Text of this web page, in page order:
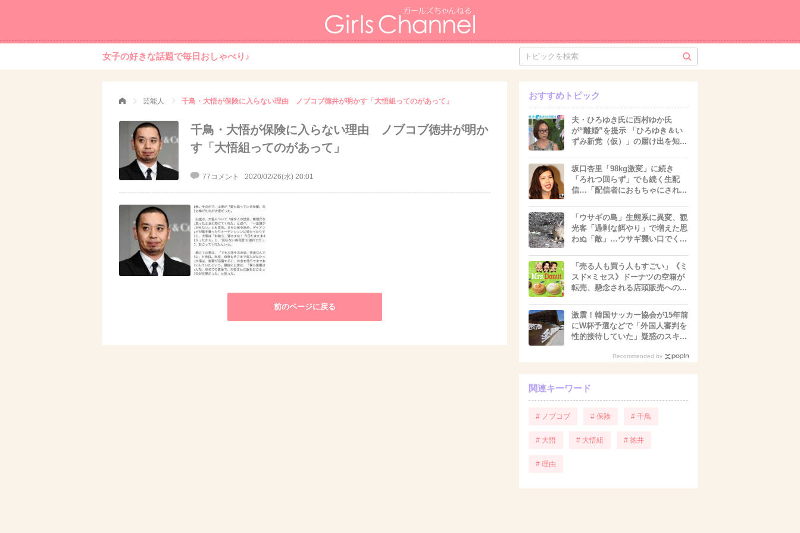
女子の好きな話題で毎日おしゃべり♪
芸能人 千鳥・大悟が保険に入らない理由 ノブコブ徳井が明かす「大悟組ってのがあって」
千鳥・大悟が保険に入らない理由 ノブコブ徳井が明か
す「大悟組ってのがあって」
77コメント 2020/02/26(水) 20:01
前のページに戻る
おすすめトピック
夫・ひろゆき氏に西村ゆか氏
が“離婚”を提示 「ひろゆき＆い
ずみ新党（仮）」の届け出を知...
坂口杏里「98kg激変」に続き
「ろれつ回らず」でも続く生配
信…「配信者におもちゃにされ...
「ウサギの島」生態系に異変、観
光客「過剰な餌やり」で増えた思
わぬ「敵」…ウサギ襲い口でく...
「売る人も買う人もすごい」《ミ
スド×ミセス》ドーナツの空箱が
転売、懸念される店頭販売への...
激震！韓国サッカー協会が15年前
にW杯予選などで「外国人審判を
性的接待していた」疑惑のスキ...
Recommended by
関連キーワード
# ノブコブ # 保険 # 千鳥
# 大悟 # 大悟組 # 徳井
# 理由